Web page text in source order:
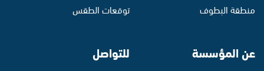
منطقة البطوف
توقعات الطقس
عن المؤسسة للتواصل